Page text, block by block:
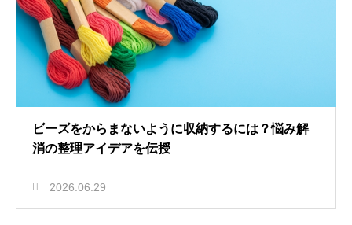
ビーズをからまないように収納するには？悩み解
消の整理アイデアを伝授
2026.06.29